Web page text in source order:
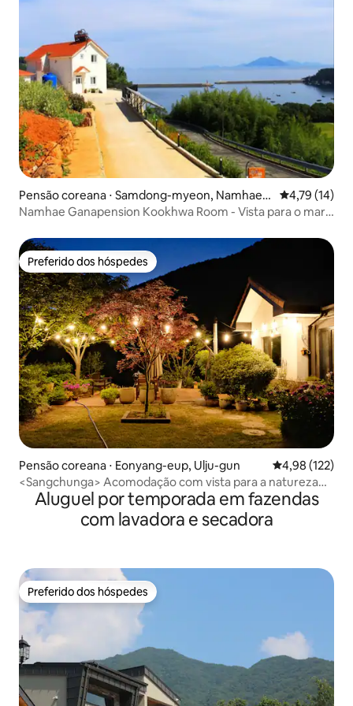
Pensão coreana ⋅ Samdong-myeon, Namhae-
gun
4,79 de uma
4,79 (14)
Namhae Ganapension Kookhwa Room - Vista para o mar,
noturna
Preferido dos hóspedes
Preferido dos hóspedes
Pensão coreana ⋅ Eonyang-eup, Ulju-gun 4,98 de uma
4,98 (122)
<Sangchunga> Acomodação com vista para a natureza
#Retiro de cura #Village Vacation #Camping #Quarto
com piso de pedra #Rochas de Bangudae
Aluguel por temporada em fazendas
com lavadora e secadora
Preferido dos hóspedes
Preferido dos hóspedes